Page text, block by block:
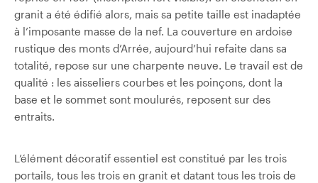
granit a été édifié alors, mais sa petite taille est inadaptée
à l’imposante masse de la nef. La couverture en ardoise
rustique des monts d’Arrée, aujourd’hui refaite dans sa
totalité, repose sur une charpente neuve. Le travail est de
qualité : les aisseliers courbes et les poinçons, dont la
base et le sommet sont moulurés, reposent sur des
entraits.
L’élément décoratif essentiel est constitué par les trois
portails, tous les trois en granit et datant tous les trois de